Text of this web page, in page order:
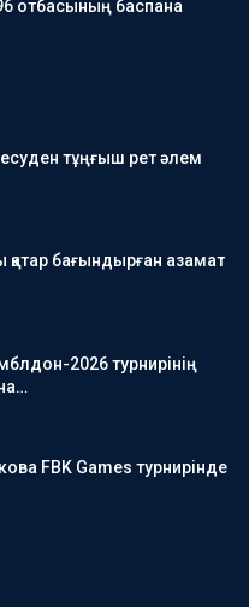
отбасының баспана
тұңғыш рет әлем
бағындырған азамат
2026 турнирінің
FBK Games турнирінде